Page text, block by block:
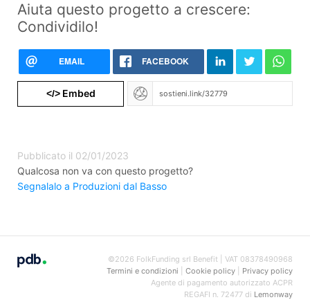
Aiuta questo progetto a crescere:
Condividilo!
EMAIL FACEBOOK
</>Embed
Pubblicato il 02/01/2023
Qualcosa non va con questo progetto?
Segnalalo a Produzioni dal Basso
©2026 FolkFunding srl Benefit | VAT 08378490968
Termini e condizioni
Cookie policy| Privacy policy
Agente di pagamento autorizzato ACPR
REGAFI n. 72477 di Lemonway